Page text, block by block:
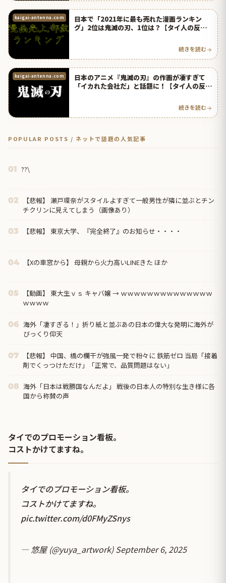
kaigai-antenna.com
日本で「2021年に最も売れた漫画ランキン
グ」2位は鬼滅の刃、1位は？【タイ人の反
続きを読む
kaigai-antenna.com
日本のアニメ『鬼滅の刃』の作画が凄すぎて
「イカれた会社だ」と話題に！【タイ人の反
続きを読む
POPULAR POSTS / ネットで話題の人気記事
01 ??\
02
【悲報】 瀬戸環奈がスタイルよすぎて一般男性が隣に並ぶとチン
チクリンに見えてしまう（画像あり）
03 【悲報】 東京大学、『完全終了』のお知らせ・・・・
04 【Xの車窓から】 母親から火力高いLINEきた ほか
05
【動画】 東大生ｖｓ キャバ嬢 → ｗｗｗｗｗｗｗｗｗｗｗｗｗｗ
ｗｗｗｗ
06 海外「凄すぎる！」折り紙と並ぶあの日本の偉大な発明に海外が
びっくり仰天
07
【悲報】 中国、橋の欄干が強風一発で粉々に 鉄筋ゼロ 当局「接着
剤でくっつけただけ」「正常で、品質問題はない」
08 海外「日本は戦勝国なんだよ」 戦後の日本人の特別な生き様に各
国から称賛の声
タイでのプロモーション看板。
コストかけてますね。
タイでのプロモーション看板。
コストかけてますね。
pic.twitter.com/d0FMyZSnys
— 悠屋 (@yuya_artwork)September 6, 2025